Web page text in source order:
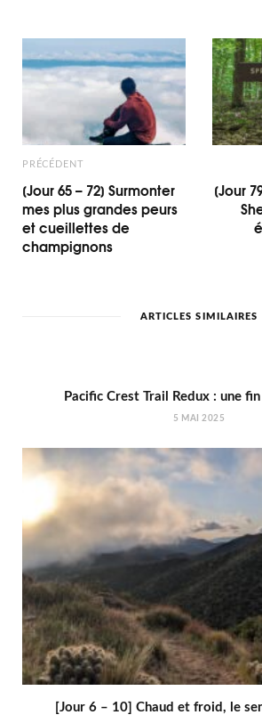
PRÉCÉDENT
[Jour 65 – 72] Surmonter
mes plus grandes peurs
et cueillettes de
champignons
[Jour
ARTICLES SIMILAIRES
Pacific Crest Trail Redux : une
5 MAI 2025
[Jour 6 – 10] Chaud et froid, le